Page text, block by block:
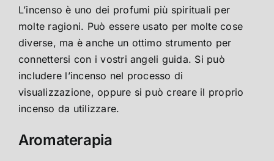
L’incenso è uno dei profumi più spirituali per
molte ragioni. Può essere usato per molte cose
diverse, ma è anche un ottimo strumento per
connettersi con i vostri angeli guida. Si può
includere l’incenso nel processo di
visualizzazione, oppure si può creare il proprio
incenso da utilizzare.
Aromaterapia